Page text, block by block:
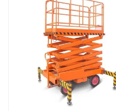
большинству поставок
Уточнение задачи
3